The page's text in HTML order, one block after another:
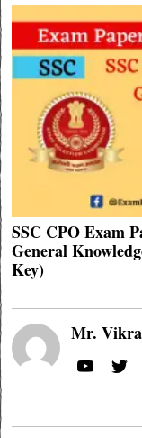
SSC CPO Exam
General
Key)
Mr.